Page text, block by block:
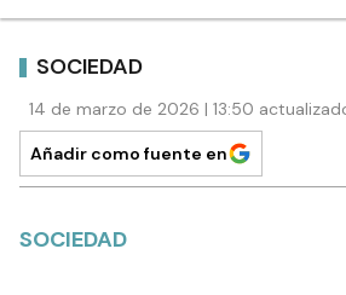
SOCIEDAD
14 de marzo de 2026 | 13:50
Añadir como fuente en
SOCIEDAD